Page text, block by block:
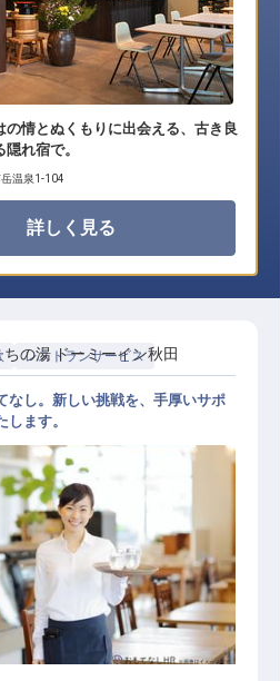
の情とぬくもりに出会える、古き良
れ宿で。
温泉1-104
詳しく見る
レストランサービス
サービス
の湯 ドーミーイン秋田
なし。新しい挑戦を、手厚いサポ
します。